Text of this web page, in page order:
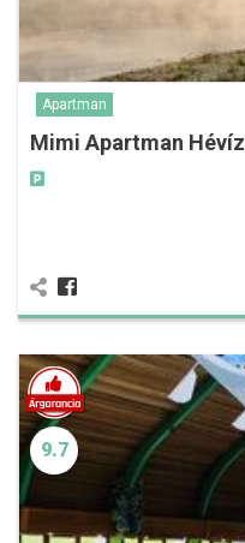
Apartman
Mimi Apartman Hévíz
9.7